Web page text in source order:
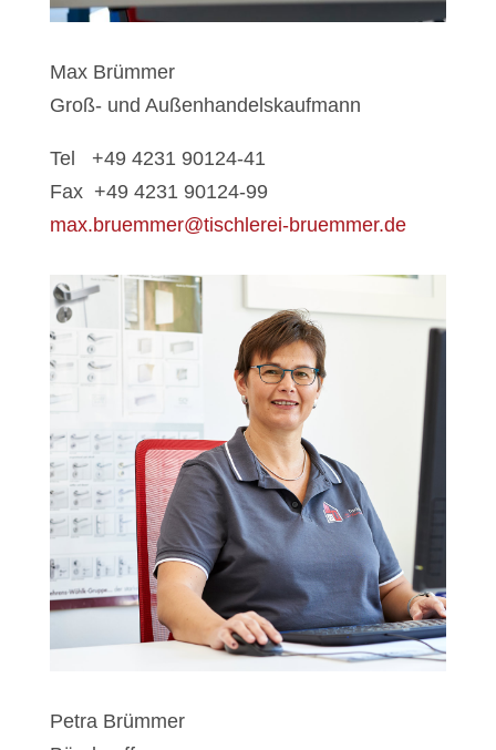
Max Brümmer
Groß- und Außenhandelskaufmann
Tel +49 4231 90124-41
Fax +49 4231 90124-99
max.bruemmer@tischlerei-bruemmer.de
Petra Brümmer